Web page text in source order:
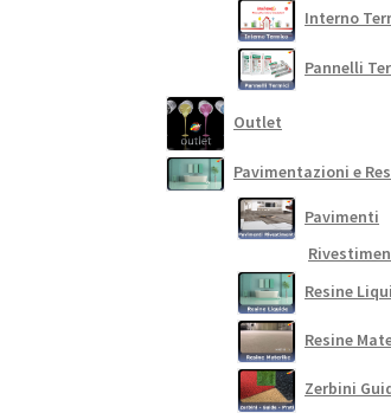
Interno
Pannelli
Outlet
Pavimentazioni e
Pavimenti
Resine
Resine
Zerbini